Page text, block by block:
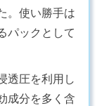
。使い勝手は
パックとして
透圧を利用し
成分を多く含